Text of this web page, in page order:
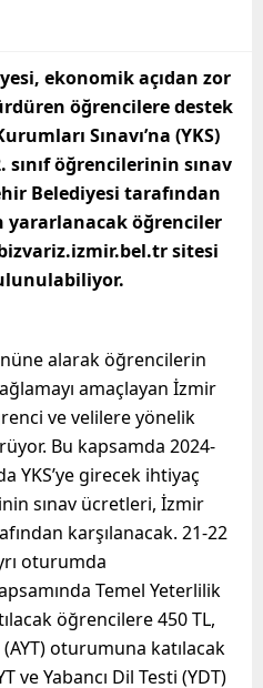
ekonomik açıdan zor
öğrencilere destek
Sınavı’na (YKS)
öğrencilerinin sınav
Belediyesi tarafından
yararlanacak öğrenciler
sitesi
alarak öğrencilerin
amaçlayan İzmir
ve velilere yönelik
Bu kapsamda 2024-
YKS’ye girecek ihtiyaç
sınav ücretleri, İzmir
karşılanacak. 21-22
oturumda
Temel Yeterlilik
öğrencilere 450 TL,
oturumuna katılacak
ve Yabancı Dil Testi (YDT)